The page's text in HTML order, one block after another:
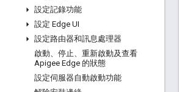
設定記錄功能
設定 Edge UI
設定路由器和訊息處理器
啟動、停止、重新啟動及查看
Apigee Edge 的狀態
設定伺服器自動啟動功能